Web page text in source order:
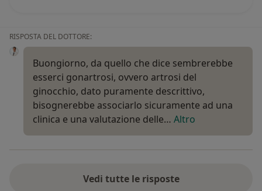
RISPOSTA DEL DOTTORE:
Buongiorno, da quello che dice sembrerebbe
esserci gonartrosi, ovvero artrosi del
ginocchio, dato puramente descrittivo,
bisognerebbe associarlo sicuramente ad una
clinica e una valutazione delle… Altro
Vedi tutte le risposte